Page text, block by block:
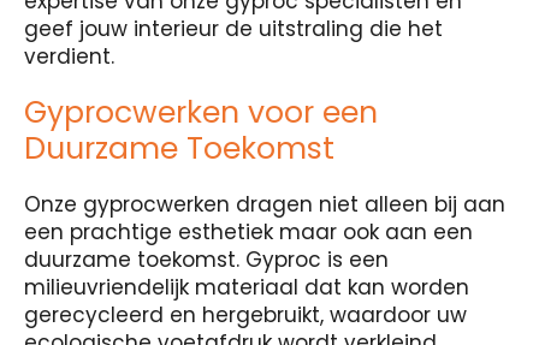
geef jouw interieur de uitstraling die het
verdient.
Gyprocwerken voor een
Duurzame Toekomst
Onze gyprocwerken dragen niet alleen bij aan
een prachtige esthetiek maar ook aan een
duurzame toekomst. Gyproc is een
milieuvriendelijk materiaal dat kan worden
gerecycleerd en hergebruikt, waardoor uw